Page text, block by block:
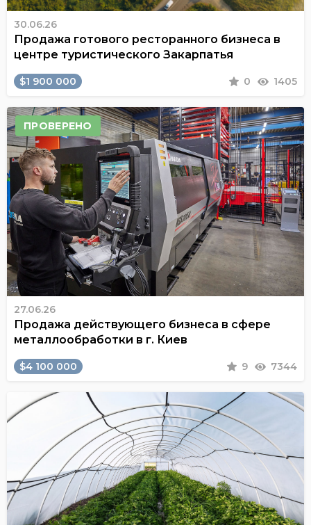
30.06.26
Продажа готового ресторанного бизнеса в
центре туристического Закарпатья
$1 900 000 0 1405
ПРОВЕРЕНО
27.06.26
Продажа действующего бизнеса в сфере
металлообработки в г. Киев
$4 100 000 9 7344